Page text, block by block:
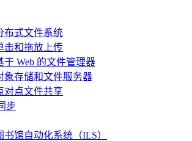
布式文件系统
击和拖放上传
于 Web 的文件管理器
象存储和文件服务器
对点文件共享
步
书馆自动化系统（ILS）